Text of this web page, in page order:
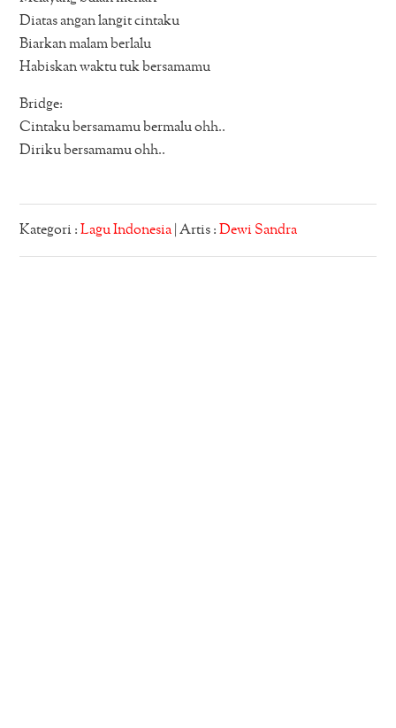
Diatas angan langit cintaku
Biarkan malam berlalu
Habiskan waktu tuk bersamamu
Bridge:
Cintaku bersamamu bermalu ohh..
Diriku bersamamu ohh..
Kategori :Lagu Indonesia | Artis :Dewi Sandra